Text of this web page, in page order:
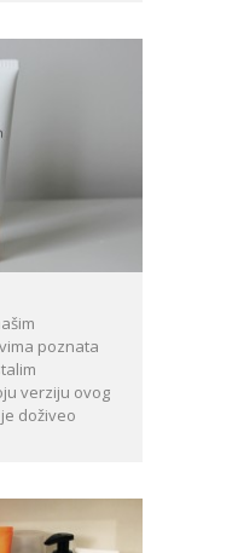
poznata
verziju ovog
doživeo